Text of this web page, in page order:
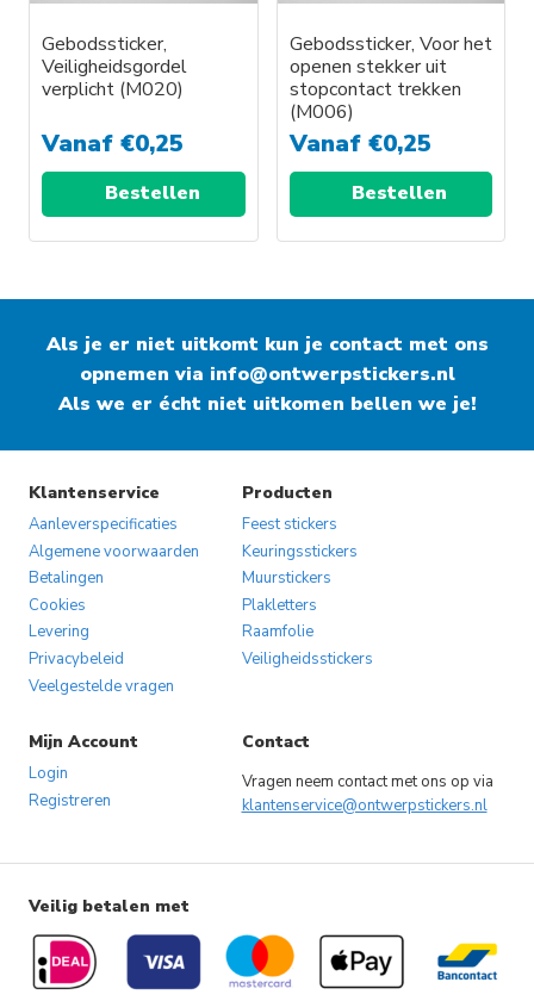
Gebodssticker,
Veiligheidsgordel
verplicht (M020)
Vanaf €0,25
Bestellen
Gebodssticker, Voor het
openen stekker uit
stopcontact trekken
(M006)
Vanaf €0,25
Bestellen
Als je er niet uitkomt kun je contact met ons
opnemen via info@ontwerpstickers.nl
Als we er écht niet uitkomen bellen we je!
Klantenservice
Aanleverspecificaties
Algemene voorwaarden
Betalingen
Cookies
Levering
Privacybeleid
Veelgestelde vragen
Producten
Feest stickers
Keuringsstickers
Muurstickers
Plakletters
Raamfolie
Veiligheidsstickers
Mijn Account
Login
Registreren
Contact
Vragen neem contact met ons op via
klantenservice@ontwerpstickers.nl
Veilig betalen met